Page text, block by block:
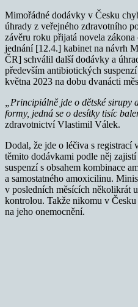
Mimořádné dodávky v Česku
úhrady z veřejného zdravotního
závěru roku přijatá novela
jednání [12.4.] kabinet na návrh
ČR] schválil další dodávky a
především antibiotických
května 2023 na dobu dvanácti
„Principiálně jde o dětské
formy, jedná se o desítky tisíc
zdravotnictví Vlastimil Válek.
Dodal, že jde o léčiva s registrací
těmito dodávkami podle něj
suspenzí s obsahem kombinace
a samostatného amoxicilinu.
v posledních měsících několikrát
kontrolou. Takže nikomu v
na jeho onemocnění.